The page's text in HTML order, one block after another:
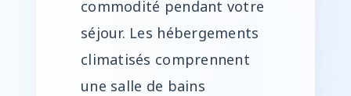
commodité pendant votre
séjour. Les hébergements
climatisés comprennent
une salle de bains